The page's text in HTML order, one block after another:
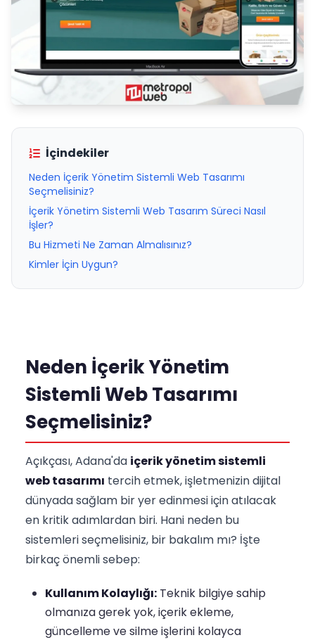
İçindekiler
Neden İçerik Yönetim Sistemli Web Tasarımı
Seçmelisiniz?
İçerik Yönetim Sistemli Web Tasarım Süreci Nasıl
İşler?
Bu Hizmeti Ne Zaman Almalısınız?
Kimler İçin Uygun?
Neden İçerik Yönetim
Sistemli Web Tasarımı
Seçmelisiniz?
Açıkçası, Adana'da içerik yönetim sistemli
web tasarımı tercih etmek, işletmenizin dijital
dünyada sağlam bir yer edinmesi için atılacak
en kritik adımlardan biri. Hani neden bu
sistemleri seçmelisiniz, bir bakalım mı? İşte
birkaç önemli sebep:
Kullanım Kolaylığı: Teknik bilgiye sahip
olmanıza gerek yok, içerik ekleme,
güncelleme ve silme işlerini kolayca